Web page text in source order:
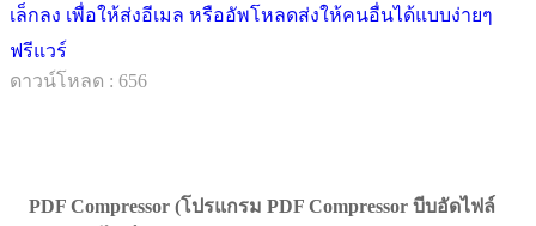
เล็กลง เพื่อให้ส่งอีเมล หรืออัพโหลดส่งให้คนอื่นได้แบบง่ายๆ
ฟรีแวร์
ดาวน์โหลด : 656
PDF Compressor (โปรแกรม PDF Compressor บีบอัดไฟล์